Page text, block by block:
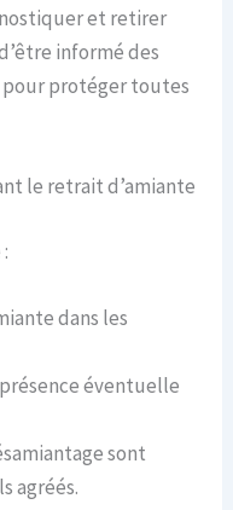
et retirer
informé des
pour protéger toutes
le retrait d’amiante
dans les
éventuelle
sont
agréés.